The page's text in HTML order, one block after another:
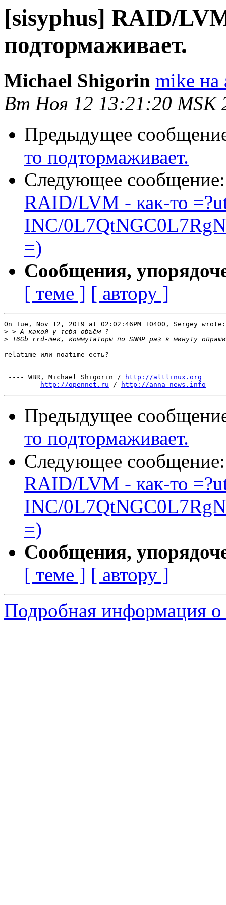
[sisyphus] RAID/
подтормаживает.
Michael Shigorin mike
Вт Ноя 12 13:21:20 MSK
Предыдущее
то подтормаживает.
Следующее
RAID/LVM - как-то
INC/
=)
Сообщения,
[ теме ] [ автору ]
On Tue, Nov 12, 2019 at 02:02:46PM +0400, Sergey wrote:
>
>
relatime или noatime есть?
--
---- WBR, Michael Shigorin /
http://altlinux.org
------
http://opennet.ru / http://anna-news.info
Предыдущее
то подтормаживает.
Следующее
RAID/LVM - как-то
INC/
=)
Сообщения,
[ теме ] [ автору ]
Подробная информация о